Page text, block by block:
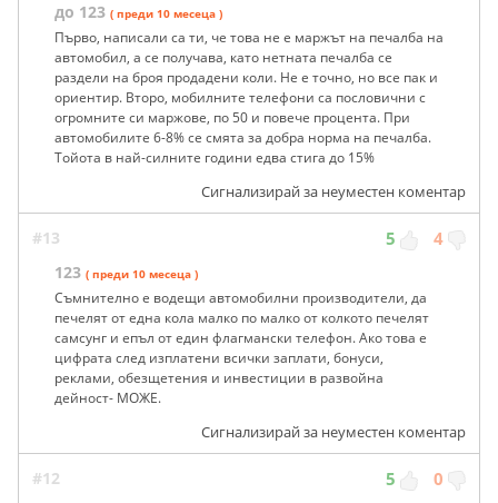
до 123 ( преди 10 месеца )
Първо, написали са ти, че това не е маржът на печалба на
автомобил, а се получава, като нетната печалба се
раздели на броя продадени коли. Не е точно, но все пак и
ориентир. Второ, мобилните телефони са пословични с
огромните си маржове, по 50 и повече процента. При
автомобилите 6-8% се смята за добра норма на печалба.
Тойота в най-силните години едва стига до 15%
Сигнализирай за неуместен коментар
#13 5 4
123 ( преди 10 месеца )
Съмнително е водещи автомобилни производители, да
печелят от една колa малко по малко от колкото печелят
самсунг и епъл от един флагмански телефон. Ако това е
цифрата след изплатени всички заплати, бонуси,
реклами, обезщетения и инвестиции в развойна
дейност- МОЖЕ.
Сигнализирай за неуместен коментар
#12 5 0